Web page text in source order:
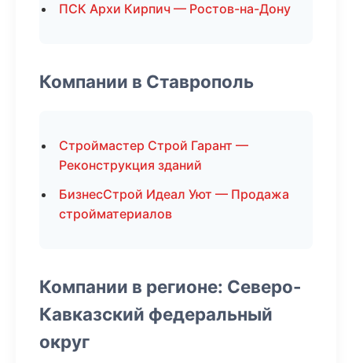
ПСК Архи Кирпич — Ростов-на-Дону
Компании в Ставрополь
Строймастер Строй Гарант —
Реконструкция зданий
БизнесСтрой Идеал Уют — Продажа
стройматериалов
Компании в регионе: Северо-
Кавказский федеральный
округ